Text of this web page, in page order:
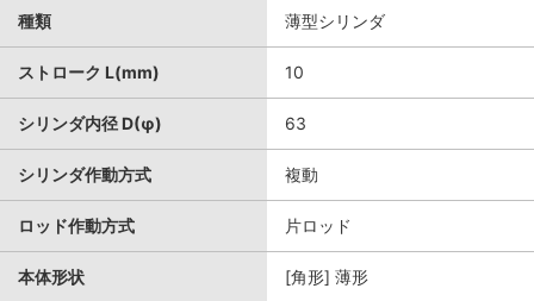
種類 薄型シリンダ
ストローク L(mm) 10
シリンダ内径 D(φ) 63
シリンダ作動方式 複動
ロッド作動方式 片ロッド
本体形状 [角形] 薄形